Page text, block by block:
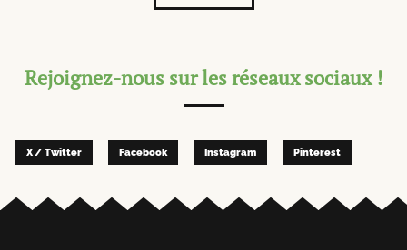
Rejoignez-nous sur les réseaux sociaux !
X / Twitter Facebook Instagram Pinterest